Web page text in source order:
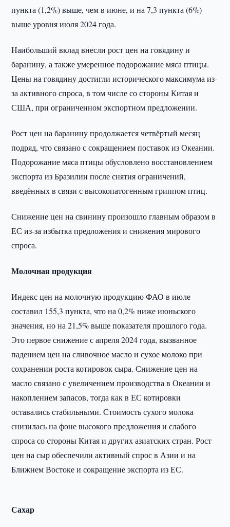
пункта (1,2%) выше, чем в июне, и на 7,3 пункта (6%)
выше уровня июля 2024 года.
Наибольший вклад внесли рост цен на говядину и
баранину, а также умеренное подорожание мяса птицы.
Цены на говядину достигли исторического максимума из-
за активного спроса, в том числе со стороны Китая и
США, при ограниченном экспортном предложении.
Рост цен на баранину продолжается четвёртый месяц
подряд, что связано с сокращением поставок из Океании.
Подорожание мяса птицы обусловлено восстановлением
экспорта из Бразилии после снятия ограничений,
введённых в связи с высокопатогенным гриппом птиц.
Снижение цен на свинину произошло главным образом в
ЕС из-за избытка предложения и снижения мирового
спроса.
Молочная продукция
Индекс цен на молочную продукцию ФАО в июле
составил 155,3 пункта, что на 0,2% ниже июньского
значения, но на 21,5% выше показателя прошлого года.
Это первое снижение с апреля 2024 года, вызванное
падением цен на сливочное масло и сухое молоко при
сохранении роста котировок сыра. Снижение цен на
масло связано с увеличением производства в Океании и
накоплением запасов, тогда как в ЕС котировки
оставались стабильными. Стоимость сухого молока
снизилась на фоне высокого предложения и слабого
спроса со стороны Китая и других азиатских стран. Рост
цен на сыр обеспечили активный спрос в Азии и на
Ближнем Востоке и сокращение экспорта из ЕС.
Сахар